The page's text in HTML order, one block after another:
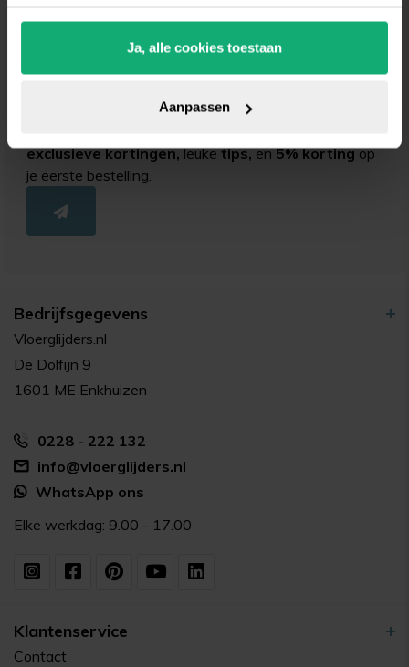
Ja, alle cookies toestaan
Aanpassen
kortingsactiesen
exclusieve kortingen,leuketips,en5% kortingop
je eerste bestelling.
Bedrijfsgegevens
Vloerglijders.nl
De Dolfijn 9
1601 ME Enkhuizen
0228 - 222 132
info@vloerglijders.nl
WhatsApp ons
Elke werkdag: 9.00 - 17.00
Klantenservice
Contact